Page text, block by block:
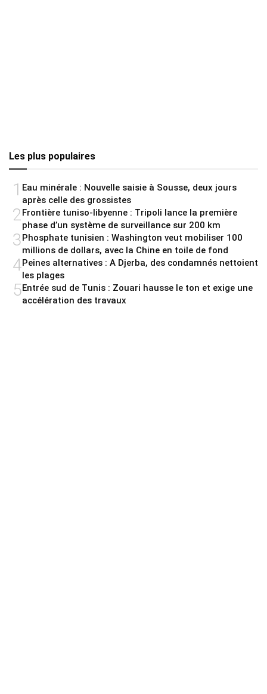
Les plus populaires
1 Eau minérale : Nouvelle saisie à Sousse, deux jours
après celle des grossistes
2Frontière tuniso-libyenne : Tripoli lance la première
phase d’un système de surveillance sur 200 km
3Phosphate tunisien : Washington veut mobiliser 100
millions de dollars, avec la Chine en toile de fond
4Peines alternatives : A Djerba, des condamnés nettoient
les plages
5Entrée sud de Tunis : Zouari hausse le ton et exige une
accélération des travaux